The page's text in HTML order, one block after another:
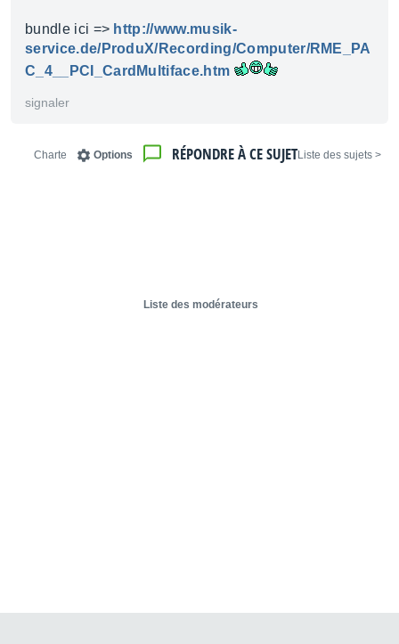
bundle ici => http://www.musik-
service.de/ProduX/Recording/Computer/RME_PA
C_4__PCI_CardMultiface.htm
signaler
< Liste des sujets
RÉPONDRE À CE SUJET
Options
Charte
Liste des modérateurs